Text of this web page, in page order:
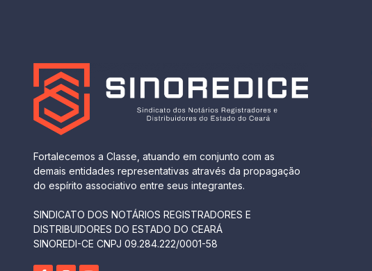
Fortalecemos a Classe, atuando em conjunto com as
demais entidades representativas através da propagação
do espírito associativo entre seus integrantes.
SINDICATO DOS NOTÁRIOS REGISTRADORES E
DISTRIBUIDORES DO ESTADO DO CEARÁ
SINOREDI-CE CNPJ 09.284.222/0001-58